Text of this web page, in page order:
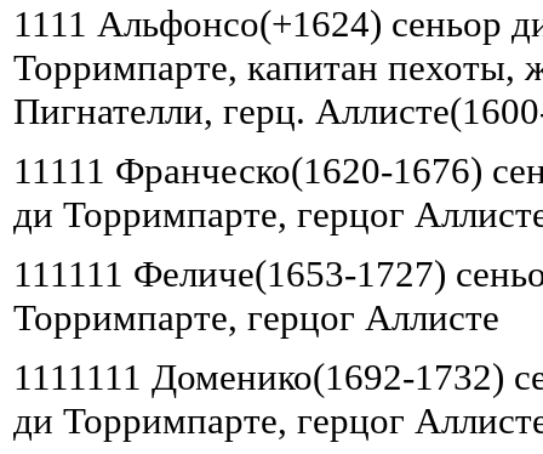
1111 Альфонсо(+1624) сеньор
Торримпарте, капитан
Пигнателли, герц.
11111 Франческо(1620-1676)
ди Торримпарте, герцог
111111 Феличе(1653-1727)
Торримпарте, герцог Аллисте
1111111 Доменико(1692-1732)
ди Торримпарте, герцог